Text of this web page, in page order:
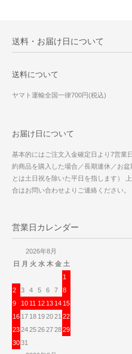
送料・お届け日について
送料について
ヤマト運輸全国一律700円(税込)
お届け日について
基本的にはご注文入金確定日より7営業
約商品を購入した場合／長期連休／お
とは土日祝を除いた平日を指します）
合はお問い合わせよりご連絡ください。
営業日カレンダー
2026年8月
日 月 火 水 木 金 土
1
2
3 4 5 6 7
8
9
10 11 12 13 14 15
16 17 18 192021 22
23242526272829
3031